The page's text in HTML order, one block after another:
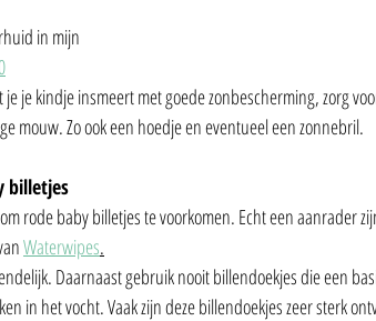
in mijn
je kindje insmeert met goede zonbescherming, zorg
mouw. Zo ook een hoedje en eventueel een zonnebril.
billetjes
rode baby billetjes te voorkomen. Echt een aanrader
Waterwipes.
Daarnaast gebruik nooit billendoekjes die een
in het vocht. Vaak zijn deze billendoekjes zeer sterk